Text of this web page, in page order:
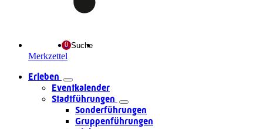
Merkzettel
Suche
Erleben
Eventkalender
Stadtführungen
Sonderführungen
Gruppenführungen